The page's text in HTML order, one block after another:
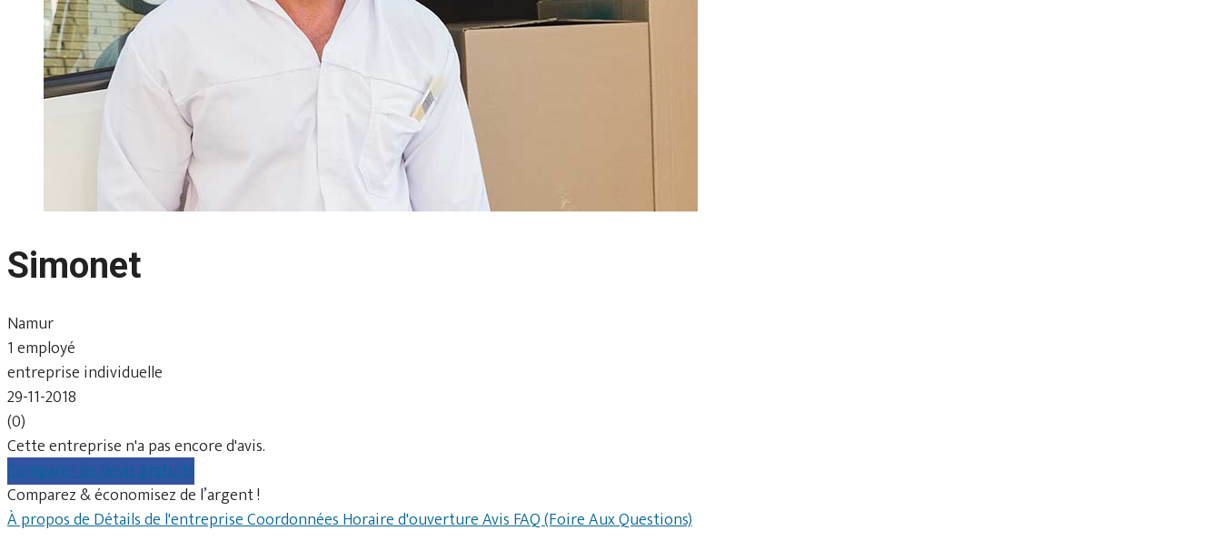
Simonet
Namur
1 employé
entreprise individuelle
29-11-2018
(0)
Cette entreprise n'a pas encore d'avis.
Comparer les devis gratuits
Comparez & économisez de l’argent !
À propos deDétails de l'entrepriseCoordonnéesHoraire d'ouvertureAvisFAQ (Foire Aux Questions)